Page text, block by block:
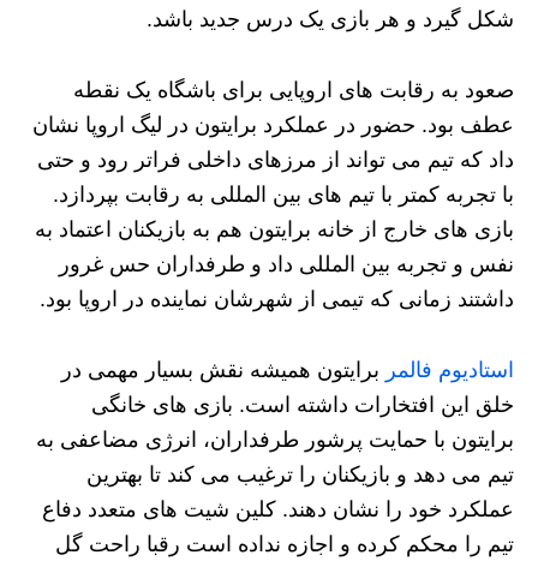
شکل گیرد و هر بازی یک درس جدید باشد.
صعود به رقابت‌ های اروپایی برای باشگاه یک نقطه
عطف بود. حضور در عملکرد برایتون در لیگ اروپا نشان
داد که تیم می‌ تواند از مرزهای داخلی فراتر رود و حتی
با تجربه کمتر با تیم‌ های بین‌ المللی به رقابت بپردازد.
بازی‌ های خارج از خانه برایتون هم به بازیکنان اعتماد به
نفس و تجربه بین‌ المللی داد و طرفداران حس غرور
داشتند زمانی که تیمی از شهرشان نماینده در اروپا بود.
استادیوم فالمر برایتون همیشه نقش بسیار مهمی در
خلق این افتخارات داشته است. بازی های خانگی
برایتون با حمایت پرشور طرفداران، انرژی مضاعفی به
تیم می‌ دهد و بازیکنان را ترغیب می‌ کند تا بهترین
عملکرد خود را نشان دهند. کلین شیت‌ های متعدد دفاع
تیم را محکم کرده و اجازه نداده است رقبا راحت گل